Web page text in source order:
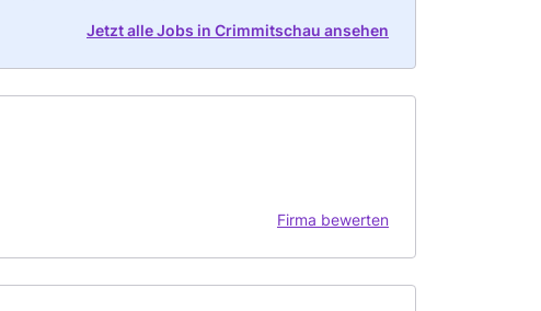
Jetzt alle Jobs in Crimmitschau ansehen
Firma bewerten